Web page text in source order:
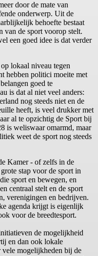
door de mate van
onderwerp. Uit de
behoefte bestaat
van de sport voorop stelt.
een goed idee is dat verder
lokaal niveau tegen
hebben politici moeite met
goed te
is dat al niet veel anders:
nog steeds niet en de
heeft, is veel drukker met
al te opzichtig de Sport bij
is weliswaar omarmd, maar
weet de sport nog steeds
Kamer - of zelfs in de
stap voor de sport in
sport en bewegen, en
centraal stelt en de sport
verenigingen en bedrijven.
agenda krijgt is eigenlijk
voor de breedtesport.
de mogelijkheid
en dan ook lokale
mogelijkheden bij de